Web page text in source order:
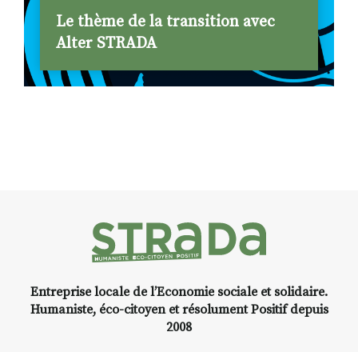
Le thème de la transition avec
Alter STRADA
Entreprise locale de l’Economie sociale et solidaire.
Humaniste, éco-citoyen et résolument Positif depuis
2008